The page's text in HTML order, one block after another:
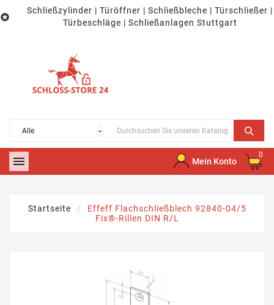

Schließzylinder | Türöffner | Schließbleche | Türschließer |
Türbeschläge | Schließanlagen Stuttgart
 Mein Konto
0
Startseite
Effeff Flachschließblech 92840-04/5
Fix®-Rillen DIN R/L